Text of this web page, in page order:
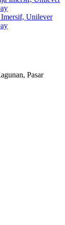
Unilever
Pasar